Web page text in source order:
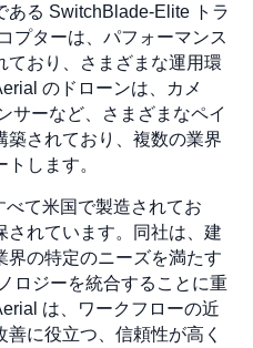
ある SwitchBlade-Elite トラ
プターは、パフォーマンス
ており、さまざまな運用環
のドローンは、カメ
サーなど、さまざまなペイ
築されており、複数の業界
します。
て米国で製造されてお
されています。同社は、建
界の特定のニーズを満たす
ロジーを統合することに重
は、ワークフローの近
に役立つ、信頼性が高く